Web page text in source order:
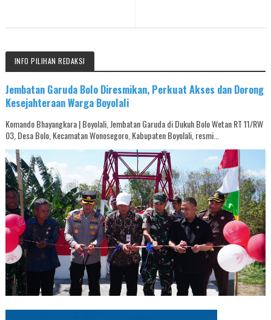
INFO PILIHAN REDAKSI
Jembatan Garuda Bolo Diresmikan, Perkuat Akses dan Dorong
Kesejahteraan Warga Boyolali
Komando Bhayangkara | Boyolali, Jembatan Garuda di Dukuh Bolo Wetan RT 11/RW
03, Desa Bolo, Kecamatan Wonosegoro, Kabupaten Boyolali, resmi...